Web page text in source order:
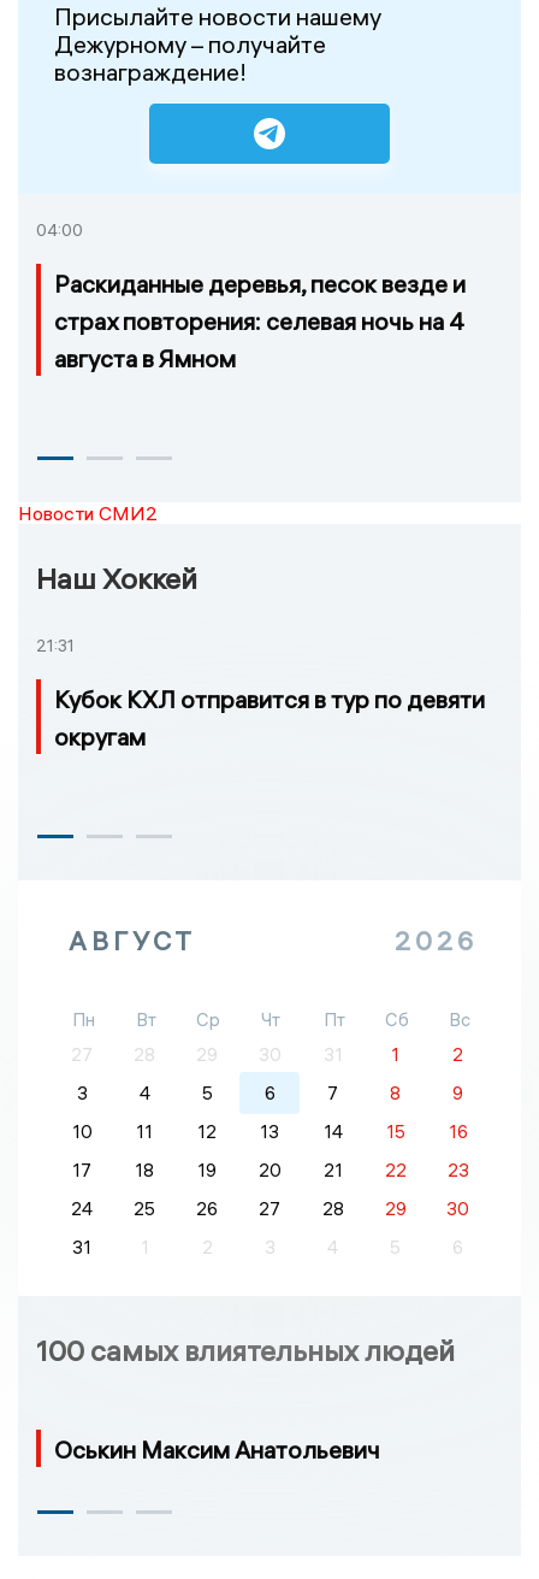
Присылайте новости нашему
Дежурному – получайте
вознаграждение!
04:00
Раскиданные деревья, песок везде и
страх повторения: селевая ночь на 4
августа в Ямном
Новости СМИ2
Наш Хоккей
21:31
Кубок КХЛ отправится в тур по девяти
округам
АВГУСТ 2026
Пн Вт Ср Чт Пт Сб
Вс
27
28 29 30 31 1
2
3
4 5 6 7 8
9
10
11 12 13 14 15
16
17
18 19 20 21 22
23
24
25 26 27 28 29
30
31
1 2 3 4 5 6
100 самых влиятельных людей
Оськин Максим Анатольевич